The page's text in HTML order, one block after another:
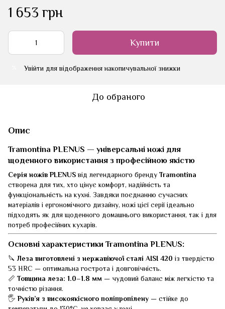
1 653 грн
Купити
Увійти для відображення накопичувальної знижки
До обраного
Опис
Tramontina PLENUS — універсальні ножі для
щоденного використання з професійною якістю
Серія ножів PLENUSвід легендарного бренду Tramontina
створена для тих, хто цінує комфорт, надійність та
функціональність на кухні. Завдяки поєднанню сучасних
матеріалів і ергономічного дизайну, ножі цієї серії ідеально
підходять як для щоденного домашнього використання, так і для
потреб професійних кухарів.
Основні характеристики Tramontina PLENUS:
🔪 Леза виготовлені з нержавіючої сталі AISI 420 із твердістю
53 HRC — оптимальна гострота і довговічність.
📏 Товщина леза: 1.0–1.8 мм — чудовий баланс між легкістю та
точністю різання.
🖐️Руків’я з високоякісного поліпропілену — стійке до